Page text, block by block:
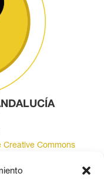
Creative Commons